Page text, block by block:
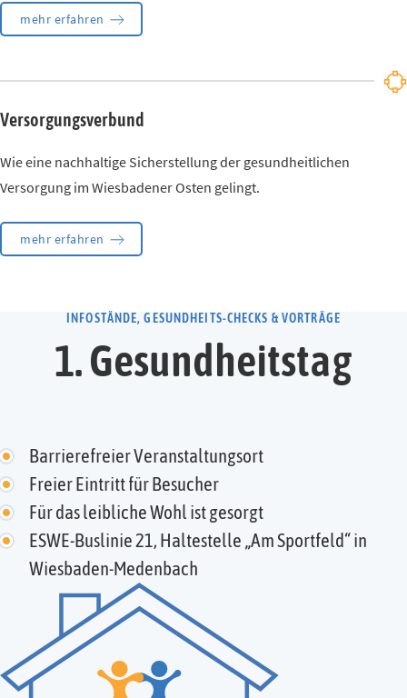
mehr erfahren
Versorgungsverbund
Wie eine nachhaltige Sicherstellung der gesundheitlichen
Versorgung im Wiesbadener Osten gelingt.
mehr erfahren
INFOSTÄNDE, GESUNDHEITS-CHECKS & VORTRÄGE
1. Gesundheitstag
Barrierefreier Veranstaltungsort
Freier Eintritt für Besucher
Für das leibliche Wohl ist gesorgt
ESWE-Buslinie 21, Haltestelle „Am Sportfeld“ in
Wiesbaden-Medenbach